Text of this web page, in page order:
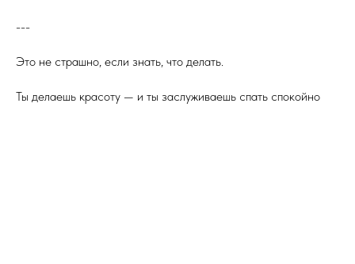
---
Это не страшно, если знать, что делать.
Ты делаешь красоту — и ты заслуживаешь спать спокойно